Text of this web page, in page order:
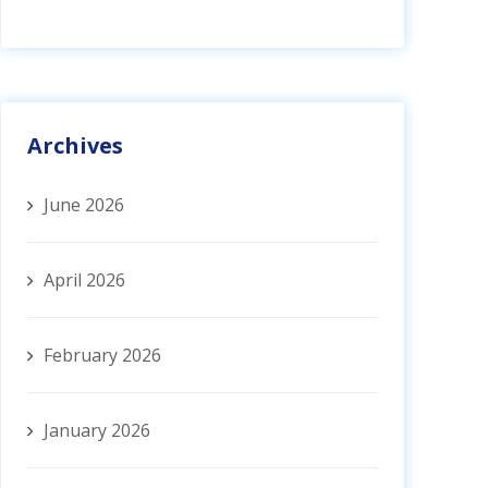
Archives
June 2026
April 2026
February 2026
January 2026